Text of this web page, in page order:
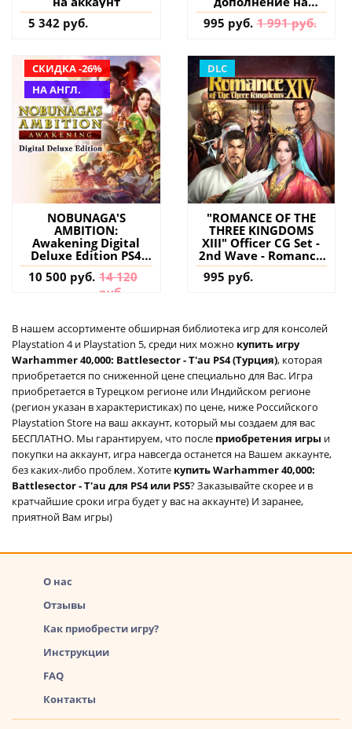
5 342 руб.
аккаунт
995 руб. 1 991 руб.
СКИДКА -26%
НА АНГЛ.
NOBUNAGA'S
AMBITION:
Awakening Digital
Deluxe Edition PS4
(Турция) купить
игру на аккаунт
10 500 руб. 14 120
руб.
DLC
"ROMANCE OF THE
THREE KINGDOMS
XIII" Officer CG Set -
2nd Wave - Romance
of the Three
Kingdoms XIV PS4
995 руб.
В нашем ассортименте обширная библиотека игр для консолей
Playstation 4 и Playstation 5, среди них можно купить игру
Warhammer 40,000: Battlesector - T'au PS4 (Турция), которая
приобретается по сниженной цене специально для Вас. Игра
приобретается в Турецком регионе или Индийском регионе
(регион указан в характеристиках) по цене, ниже Российского
Playstation Store на ваш аккаунт, который мы создаем для вас
БЕСПЛАТНО. Мы гарантируем, что после приобретения игры и
покупки на аккаунт, игра навсегда останется на Вашем аккаунте,
без каких-либо проблем. Хотите купить Warhammer 40,000:
Battlesector - T'au для PS4 или PS5? Заказывайте скорее и в
кратчайшие сроки игра будет у вас на аккаунте) И заранее,
приятной Вам игры)
О нас
Отзывы
Как приобрести игру?
Инструкции
FAQ
Контакты